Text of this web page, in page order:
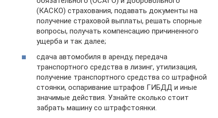
(КАСКО) страхования, подавать документы на
получение страховой выплаты, решать спорные
вопросы, получать компенсацию причиненного
ущерба и так далее;
сдача автомобиля в аренду, передача
транспортного средства в лизинг, утилизация,
получение транспортного средства со штрафной
стоянки, оспаривание штрафов ГИБДД и иные
значимые действия. Узнайте сколько стоит
забрать машину со штрафстоянки.